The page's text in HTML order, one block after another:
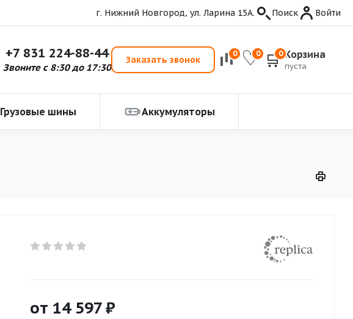
г. Нижний Новгород, ул. Ларина 15А. Поиск Войти
+7 831 224-88-44
Звоните с 8:30 до 17:30
Заказать звонок
0 0 0 Корзина
пуста
Грузовые шины Аккумуляторы
от 14 597₽